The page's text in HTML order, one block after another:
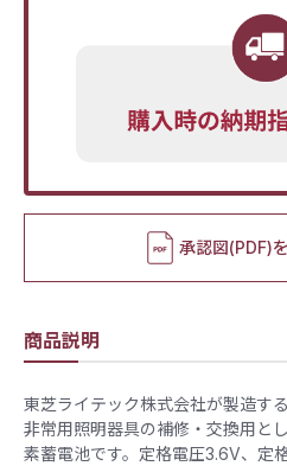
承認図(PDF)
商品説明
東芝ライテック株式会社が製造す
非常用照明器具の補修・交換用と
素蓄電池です。定格電圧3.6V、定